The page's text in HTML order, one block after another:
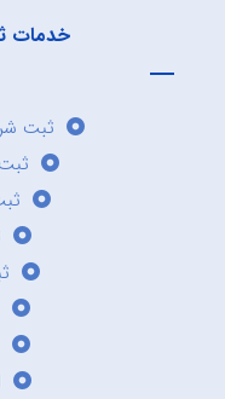
خدمات
ثبت